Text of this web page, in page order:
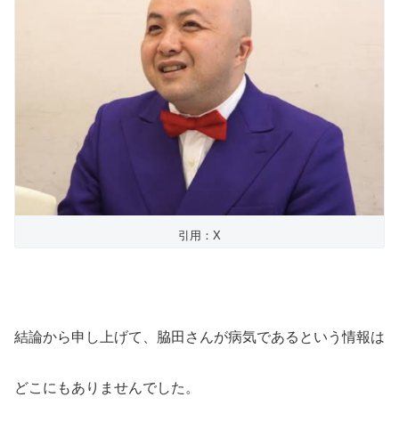
引用：X
結論から申し上げて、脇田さんが病気であるという情報は
どこにもありませんでした。